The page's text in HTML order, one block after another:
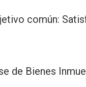
común:
de Bienes